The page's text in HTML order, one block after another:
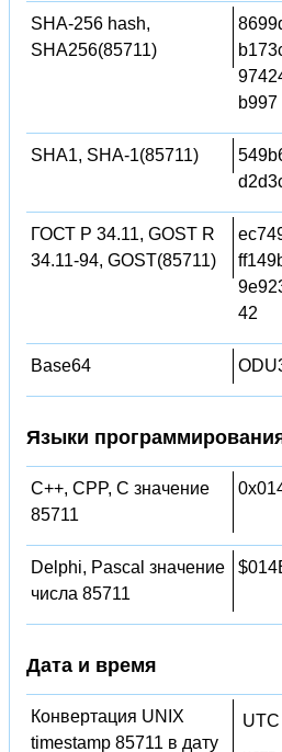
SHA-256 hash,
SHA256(85711)
b997
SHA1, SHA-1(85711)
ГОСТ Р 34.11, GOST R
34.11-94, GOST(85711)
42
Base64
Языки
C++, CPP, C значение
85711
Delphi, Pascal значение
числа 85711
Дата и время
Конвертация UNIX
timestamp 85711 в дату
UTC